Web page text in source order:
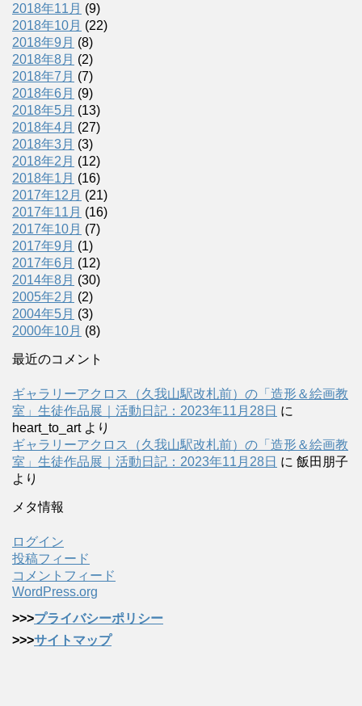
2018年11月 (9)
2018年10月 (22)
2018年9月 (8)
2018年8月 (2)
2018年7月 (7)
2018年6月 (9)
2018年5月 (13)
2018年4月 (27)
2018年3月 (3)
2018年2月 (12)
2018年1月 (16)
2017年12月 (21)
2017年11月 (16)
2017年10月 (7)
2017年9月 (1)
2017年6月 (12)
2014年8月 (30)
2005年2月 (2)
2004年5月 (3)
2000年10月 (8)
最近のコメント
ギャラリーアクロス（久我山駅改札前）の「造形＆絵画教
室」生徒作品展｜活動日記：2023年11月28日 に
heart_to_artより
ギャラリーアクロス（久我山駅改札前）の「造形＆絵画教
室」生徒作品展｜活動日記：2023年11月28日 に 飯田朋子
より
メタ情報
ログイン
投稿フィード
コメントフィード
WordPress.org
>>>プライバシーポリシー
>>>サイトマップ